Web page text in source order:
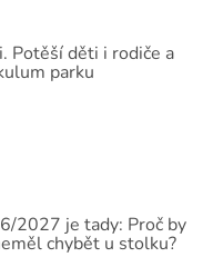
Potěší děti i rodiče a
parku
2027 je tady: Proč by
chybět u stolku?